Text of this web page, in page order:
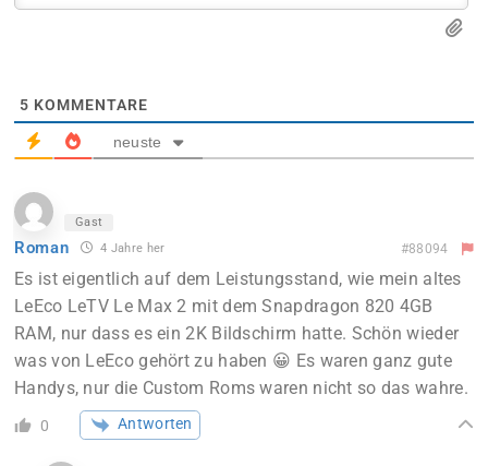
5 KOMMENTARE
neuste
Gast
Roman 4 Jahre her #88094
Es ist eigentlich auf dem Leistungsstand, wie mein altes
LeEco LeTV Le Max 2 mit dem Snapdragon 820 4GB
RAM, nur dass es ein 2K Bildschirm hatte. Schön wieder
was von LeEco gehört zu haben 😀 Es waren ganz gute
Handys, nur die Custom Roms waren nicht so das wahre.
0 Antworten